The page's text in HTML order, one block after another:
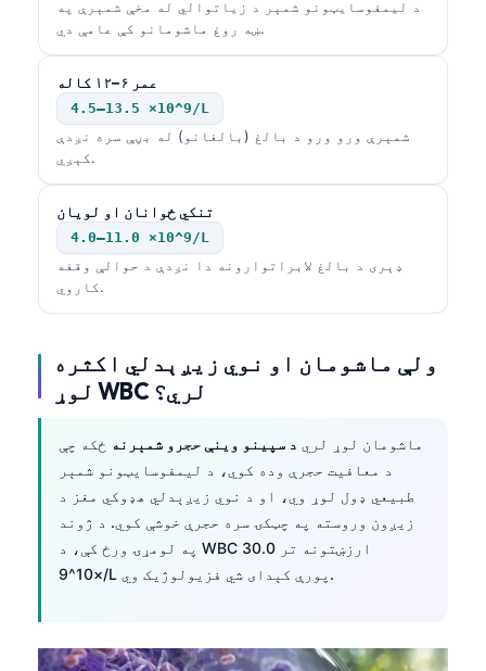
د لیمفوسایټونو شمېر د زیاتوالي له مخې شمېرې په
ښه روغ ماشومانو کې عامې دي.
عمر ۶–۱۲ کاله
4.5–13.5 ×10^9/L
شمېرې ورو ورو د بالغ (بالغانو) له بڼې سره نږدې
کېږي.
تنکي ځوانان او لویان
4.0–11.0 ×10^9/L
ډېری د بالغ لابراتوارونه دا نږدې د حوالې وقفه
کاروي.
ولې ماشومان او نوي زیږېدلي اکثره
لوړ WBC لري؟
ماشومان لوړ لري د سپینو وینې حجرو شمېرنه ځکه چې
د معافیت حجرې وده کوي، د لیمفوسایټونو شمېر
طبیعي ډول لوړ وي، او د نوي زیږېدلي هډوکي مغز د
زیږون وروسته په چټکۍ سره حجرې خوشې کوي. د ژوند
په لومړۍ ورځ کې، د WBC ارزښتونه تر 30.0
×10^9/L پورې کېدای شي فزیولوژیک وي.